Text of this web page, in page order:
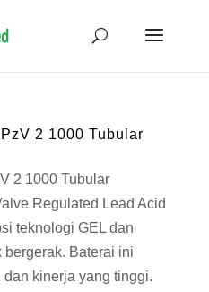
2 1000 Tubular
2 1000 Tubular
Regulated Lead Acid
teknologi GEL dan
Baterai ini
kinerja yang tinggi.